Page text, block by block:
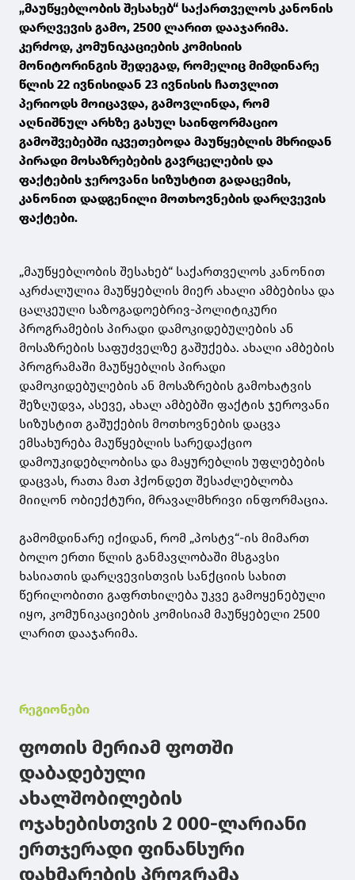
„მაუწყებლობის შესახებ“ საქართველოს კანონის
დარღვევის გამო, 2500 ლარით დააჯარიმა.
კერძოდ, კომუნიკაციების კომისიის
მონიტორინგის შედეგად, რომელიც მიმდინარე
წლის 22 ივნისიდან 23 ივნისის ჩათვლით
პერიოდს მოიცავდა, გამოვლინდა, რომ
აღნიშნულ არხზე გასულ საინფორმაციო
გამოშვებებში იკვეთებოდა მაუწყებლის მხრიდან
პირადი მოსაზრებების გავრცელების და
ფაქტების ჯეროვანი სიზუსტით გადაცემის,
კანონით დადგენილი მოთხოვნების დარღვევის
ფაქტები.
„მაუწყებლობის შესახებ“ საქართველოს კანონით
აკრძალულია მაუწყებლის მიერ ახალი ამბებისა და
ცალკეული საზოგადოებრივ-პოლიტიკური
პროგრამების პირადი დამოკიდებულების ან
მოსაზრების საფუძველზე გაშუქება. ახალი ამბების
პროგრამაში მაუწყებლის პირადი
დამოკიდებულების ან მოსაზრების გამოხატვის
შეზღუდვა, ასევე, ახალ ამბებში ფაქტის ჯეროვანი
სიზუსტით გაშუქების მოთხოვნების დაცვა
ემსახურება მაუწყებლის სარედაქციო
დამოუკიდებლობისა და მაყურებლის უფლებების
დაცვას, რათა მათ ჰქონდეთ შესაძლებლობა
მიიღონ ობიექტური, მრავალმხრივი ინფორმაცია.
გამომდინარე იქიდან, რომ „პოსტვ“-ის მიმართ
ბოლო ერთი წლის განმავლობაში მსგავსი
ხასიათის დარღვევისთვის სანქციის სახით
წერილობითი გაფრთხილება უკვე გამოყენებული
იყო, კომუნიკაციების კომისიამ მაუწყებელი 2500
ლარით დააჯარიმა.
რეგიონები
ფოთის მერიამ ფოთში
დაბადებული
ახალშობილების
ოჯახებისთვის 2 000-ლარიანი
ერთჯერადი ფინანსური
დახმარების პროგრამა